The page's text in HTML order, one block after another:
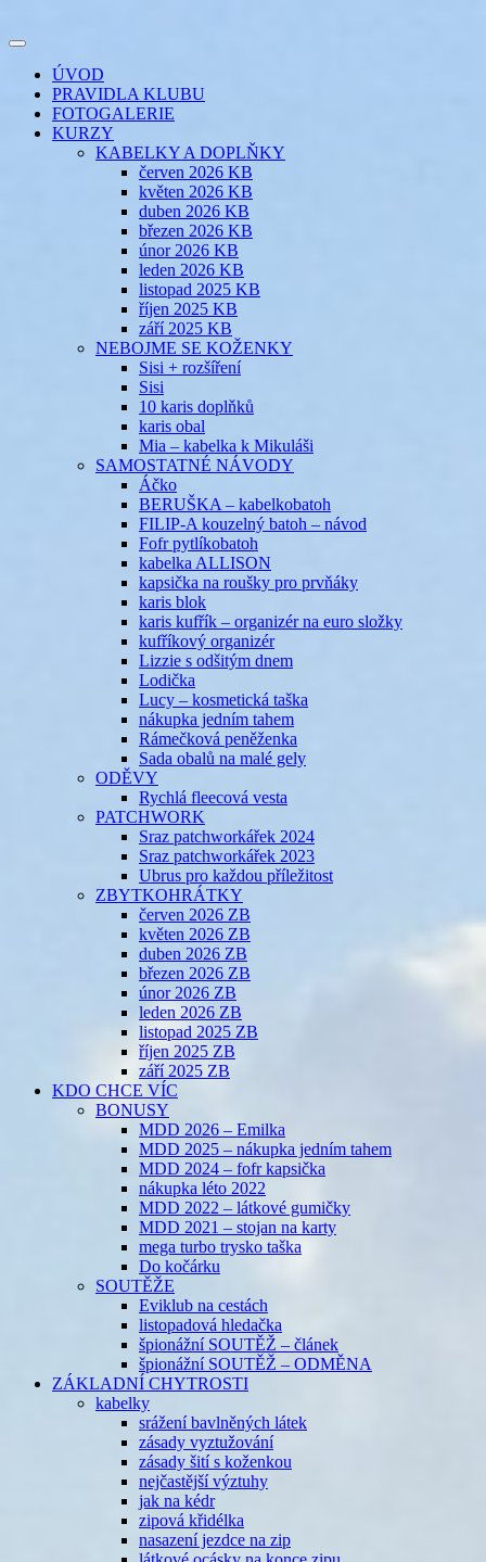
k
webuEVIKLUB
šicí klub
Toggle
navigation
ÚVOD
PRAVIDLA KLUBU
FOTOGALERIE
KURZY
KABELKY A DOPLŇKY
červen 2026 KB
květen 2026 KB
duben 2026 KB
březen 2026 KB
únor 2026 KB
leden 2026 KB
listopad 2025 KB
říjen 2025 KB
září 2025 KB
NEBOJME SE KOŽENKY
Sisi + rozšíření
Sisi
10 karis doplňků
karis obal
Mia – kabelka k Mikuláši
SAMOSTATNÉ NÁVODY
Áčko
BERUŠKA – kabelkobatoh
FILIP-A kouzelný batoh – návod
Fofr pytlíkobatoh
kabelka ALLISON
kapsička na roušky pro prvňáky
karis blok
karis kufřík – organizér na euro složky
kufříkový organizér
Lizzie s odšitým dnem
Lodička
Lucy – kosmetická taška
nákupka jedním tahem
Rámečková peněženka
Sada obalů na malé gely
ODĚVY
Rychlá fleecová vesta
PATCHWORK
Sraz patchworkářek 2024
Sraz patchworkářek 2023
Ubrus pro každou příležitost
ZBYTKOHRÁTKY
červen 2026 ZB
květen 2026 ZB
duben 2026 ZB
březen 2026 ZB
únor 2026 ZB
leden 2026 ZB
listopad 2025 ZB
říjen 2025 ZB
září 2025 ZB
KDO CHCE VÍC
BONUSY
MDD 2026 – Emilka
MDD 2025 – nákupka jedním tahem
MDD 2024 – fofr kapsička
nákupka léto 2022
MDD 2022 – látkové gumičky
MDD 2021 – stojan na karty
mega turbo trysko taška
Do kočárku
SOUTĚŽE
Eviklub na cestách
listopadová hledačka
špionážní SOUTĚŽ – článek
špionážní SOUTĚŽ – ODMĚNA
ZÁKLADNÍ CHYTROSTI
kabelky
srážení bavlněných látek
zásady vyztužování
zásady šití s koženkou
nejčastější výztuhy
jak na kédr
zipová křidélka
nasazení jezdce na zip